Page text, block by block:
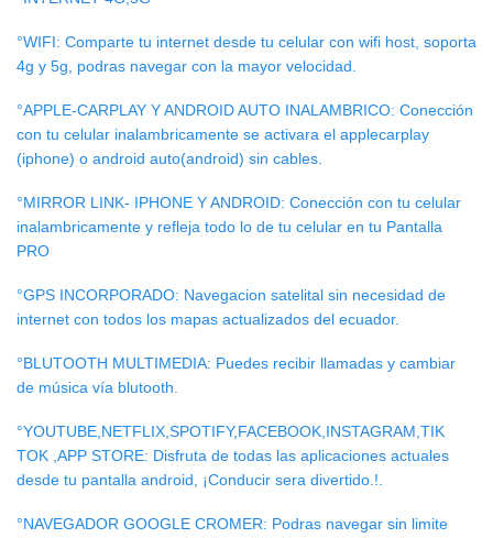
°WIFI: Comparte tu internet desde tu celular con wifi host, soporta
4g y 5g, podras navegar con la mayor velocidad.
°APPLE-CARPLAY Y ANDROID AUTO INALAMBRICO: Conección
con tu celular inalambricamente se activara el applecarplay
(iphone) o android auto(android) sin cables.
°MIRROR LINK- IPHONE Y ANDROID: Conección con tu celular
inalambricamente y refleja todo lo de tu celular en tu Pantalla
PRO
°GPS INCORPORADO: Navegacion satelital sin necesidad de
internet con todos los mapas actualizados del ecuador.
°BLUTOOTH MULTIMEDIA: Puedes recibir llamadas y cambiar
de música vía blutooth.
°YOUTUBE,NETFLIX,SPOTIFY,FACEBOOK,INSTAGRAM,TIK
TOK ,APP STORE: Disfruta de todas las aplicaciones actuales
desde tu pantalla android, ¡Conducir sera divertido.!.
°NAVEGADOR GOOGLE CROMER: Podras navegar sin limite